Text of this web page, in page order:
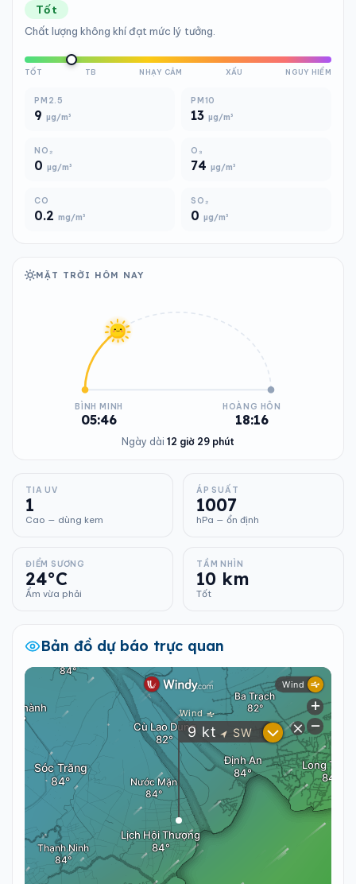
Tốt
Chất lượng không khí đạt mức lý tưởng.
TỐT TB NHẠY CẢM XẤU NGUY HIỂM
PM2.5
9 µg/m³
PM10
13 µg/m³
NO₂
0 µg/m³
O₃
74 µg/m³
CO
0.2 mg/m³
SO₂
0 µg/m³
MẶT TRỜI HÔM NAY
BÌNH MINH
05:46
HOÀNG HÔN
18:16
Ngày dài 12 giờ 29 phút
TIA UV
1
Cao — dùng kem
ÁP SUẤT
1007
hPa — ổn định
ĐIỂM SƯƠNG
24°C
Ẩm vừa phải
TẦM NHÌN
10 km
Tốt
Bản đồ dự báo trực quan